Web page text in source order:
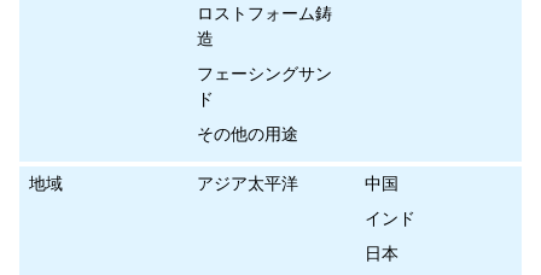
ロストフォーム鋳
造
フェーシングサン
ド
その他の用途
地域 アジア太平洋
中国
インド
日本